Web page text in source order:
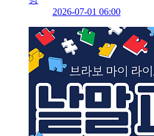
2026-07-01 06:00